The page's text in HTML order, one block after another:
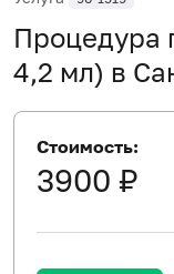
Процедура
4,2 мл) в
Стоимость:
3900 ₽